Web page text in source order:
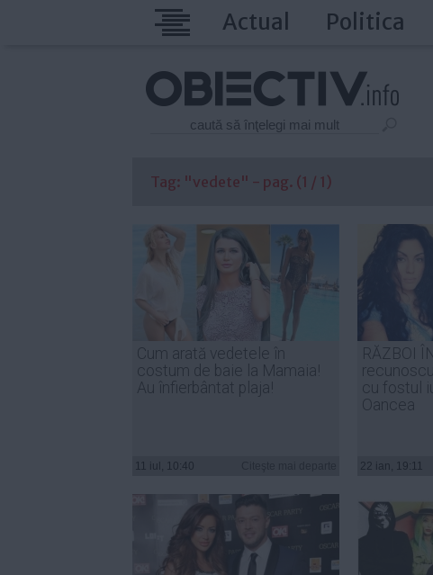
Actual Politica
Tag: "vedete" - pag. (1 / 1)
Cum arată vedetele în
costum de baie la Mamaia!
Au înfierbântat plaja!
11 iul, 10:40
RĂZBOI
cu fostul
Oancea
22 ian, 19:11